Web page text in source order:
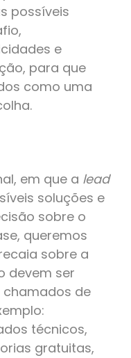
possíveis
e
para que
como uma
em que a lead
soluções e
sobre o
queremos
sobre a
devem ser
de
técnicos,
gratuitas,